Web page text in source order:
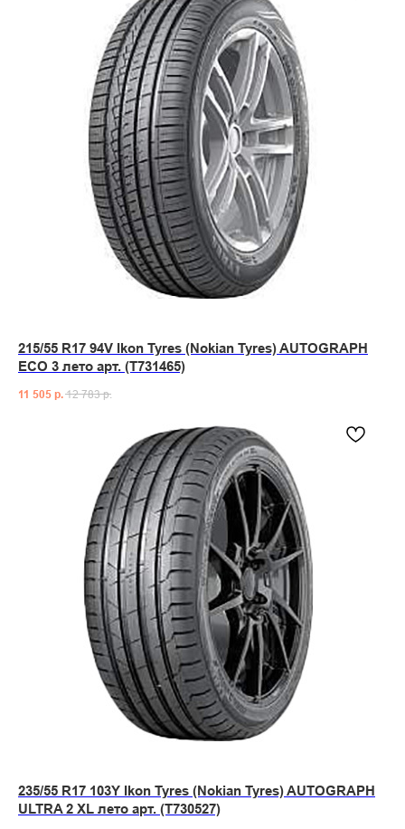
215/55 R17 94V Ikon Tyres (Nokian Tyres) AUTOGRAPH
ECO 3 лето арт. (T731465)
11 505 р. 12 783 р.
235/55 R17 103Y Ikon Tyres (Nokian Tyres) AUTOGRAPH
ULTRA 2 XL лето арт. (T730527)